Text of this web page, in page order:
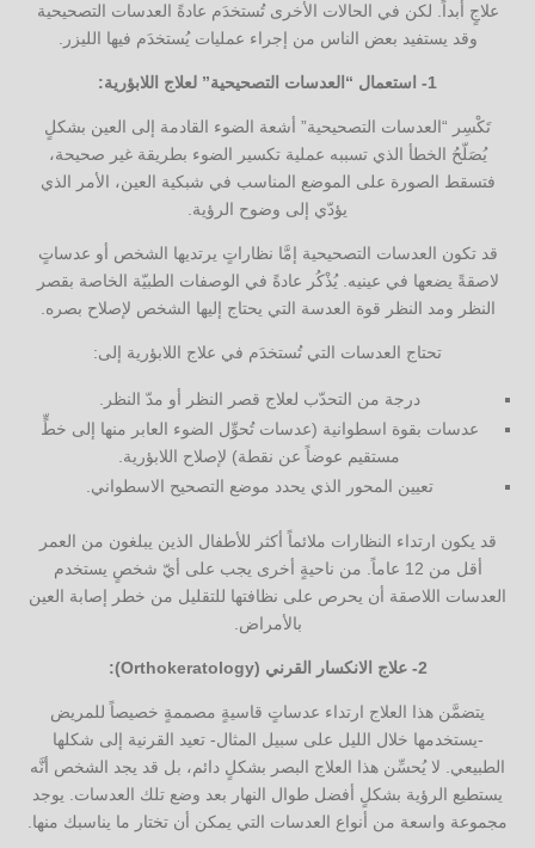
علاجٍ أبداً. لكن في الحالات الأخرى تُستخدَم عادةً العدسات التصحيحية
وقد يستفيد بعض الناس من إجراء عمليات يُستخدَم فيها الليزر.
1- استعمال “العدسات التصحيحية” لعلاج اللابؤرية:
تَكْسِر “العدسات التصحيحية” أشعة الضوء القادمة إلى العين بشكلٍ
يُصَلّحُ الخطأ الذي تسببه عملية تكسير الضوء بطريقة غير صحيحة،
فتسقط الصورة على الموضع المناسب في شبكية العين، الأمر الذي
يؤدّي إلى وضوح الرؤية.
قد تكون العدسات التصحيحية إمَّا نظاراتٍ يرتديها الشخص أو عدساتٍ
لاصقةً يضعها في عينيه. يُذْكُر عادةً في الوصفات الطبيّة الخاصة بقصر
النظر ومد النظر قوة العدسة التي يحتاج إليها الشخص لإصلاح بصره.
تحتاج العدسات التي تُستخدَم في علاج اللابؤرية إلى:
درجة من التحدّب لعلاج قصر النظر أو مدّ النظر.
عدسات بقوة اسطوانية (عدسات تُحوِّل الضوء العابر منها إلى خطٍّ
مستقيم عوضاً عن نقطة) لإصلاح اللابؤرية.
تعيين المحور الذي يحدد موضع التصحيح الاسطواني.
قد يكون ارتداء النظارات ملائماً أكثر للأطفال الذين يبلغون من العمر
أقل من 12 عاماً. من ناحيةٍ أخرى يجب على أيّ شخصٍ يستخدم
العدسات اللاصقة أن يحرص على نظافتها للتقليل من خطر إصابة العين
بالأمراض.
2- علاج الانكسار القرني (Orthokeratology):
يتضمَّن هذا العلاج ارتداء عدساتٍ قاسيةٍ مصممةٍ خصيصاً للمريض
-يستخدمها خلال الليل على سبيل المثال- تعيد القرنية إلى شكلها
الطبيعي. لا يُحسِّن هذا العلاج البصر بشكلٍ دائم، بل قد يجد الشخص أنَّه
يستطيع الرؤية بشكلٍ أفضل طوال النهار بعد وضع تلك العدسات. يوجد
مجموعة واسعة من أنواع العدسات التي يمكن أن تختار ما يناسبك منها.